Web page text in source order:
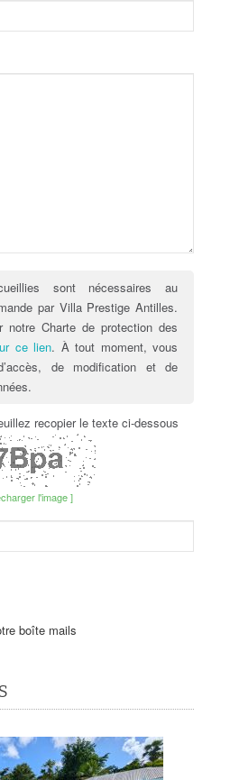
sont nécessaires au
par Villa Prestige Antilles.
notre Charte de protection des
ce lien. À tout moment, vous
de modification et de
recopier le texte ci-dessous
l'image ]
boîte mails